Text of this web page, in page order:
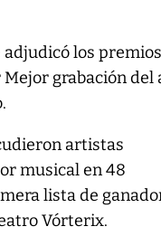
adjudicó los premios
Mejor grabación del
artistas
musical en 48
lista de
Vórterix.